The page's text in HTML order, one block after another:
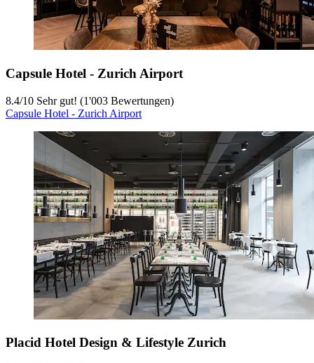
Capsule Hotel - Zurich Airport
8.4/10 Sehr gut! (1'003 Bewertungen)
Capsule Hotel - Zurich Airport
Placid Hotel Design & Lifestyle Zurich